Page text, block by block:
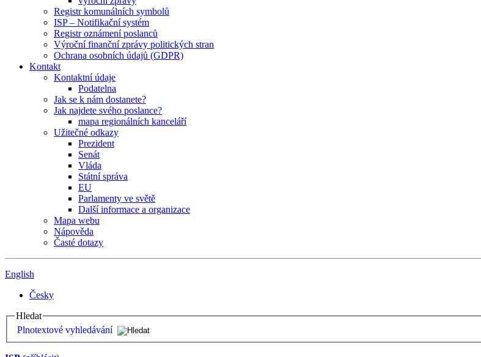
Registr komunálních symbolů
ISP – Notifikační systém
Registr oznámení poslanců
Výroční finanční zprávy politických stran
Ochrana osobních údajů (GDPR)
Kontakt
Kontaktní údaje
Podatelna
Jak se k nám dostanete?
Jak najdete svého poslance?
mapa regionálních kanceláří
Užitečné odkazy
Prezident
Senát
Vláda
Státní správa
EU
Parlamenty ve světě
Další informace a organizace
Mapa webu
Nápověda
Časté dotazy
English
Česky
Hledat
Plnotextové vyhledávání